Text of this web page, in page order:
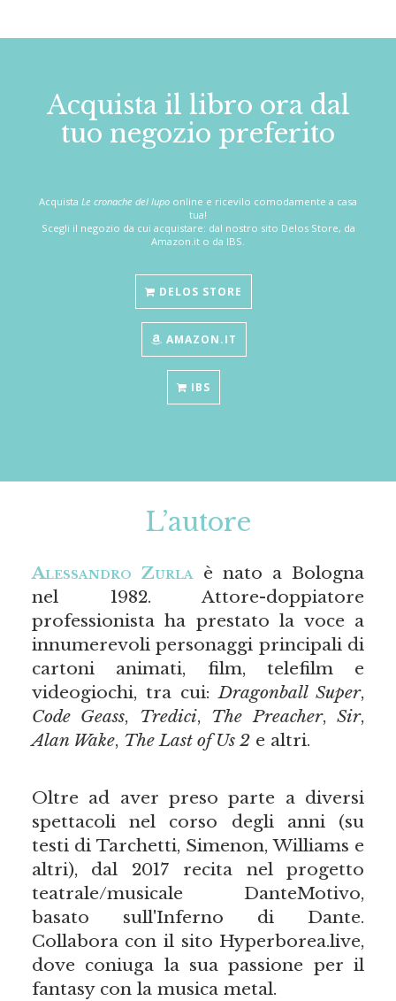
Acquista il libro ora dal
tuo negozio preferito
Acquista Le cronache del lupo online e ricevilo comodamente a casa
tua!
Scegli il negozio da cui acquistare: dal nostro sito Delos Store, da
Amazon.it o da IBS.
DELOS STORE
AMAZON.IT
IBS
L’autore
Alessandro Zurla è nato a Bologna
nel 1982. Attore-doppiatore
professionista ha prestato la voce a
innumerevoli personaggi principali di
cartoni animati, film, telefilm e
videogiochi, tra cui: Dragonball Super,
Code Geass, Tredici, The Preacher,Sir,
Alan Wake, The Last of Us 2e altri.
Oltre ad aver preso parte a diversi
spettacoli nel corso degli anni (su
testi di Tarchetti, Simenon, Williams e
altri), dal 2017 recita nel progetto
teatrale/musicale DanteMotivo,
basato sull'Inferno di Dante.
Collabora con il sito Hyperborea.live,
dove coniuga la sua passione per il
fantasy con la musica metal.